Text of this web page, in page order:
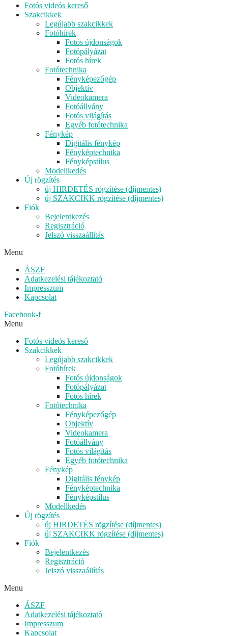
Fotós videós kereső
Szakcikkek
Legújabb szakcikkek
Fotóhírek
Fotós újdonságok
Fotópályázat
Fotós hírek
Fotótechnika
Fényképezőgép
Objektív
Videokamera
Fotóállvány
Fotós világítás
Egyéb fotótechnika
Fénykép
Digitális fénykép
Fényképtechnika
Fényképstílus
Modellkedés
Új rögzítés
új HIRDETÉS rögzítése (díjmentes)
új SZAKCIKK rögzítése (díjmentes)
Fiók
Bejelentkezés
Regisztráció
Jelszó visszaállítás
Menu
ÁSZF
Adatkezelési tájékoztató
Impresszum
Kapcsolat
Facebook-f
Menu
Fotós videós kereső
Szakcikkek
Legújabb szakcikkek
Fotóhírek
Fotós újdonságok
Fotópályázat
Fotós hírek
Fotótechnika
Fényképezőgép
Objektív
Videokamera
Fotóállvány
Fotós világítás
Egyéb fotótechnika
Fénykép
Digitális fénykép
Fényképtechnika
Fényképstílus
Modellkedés
Új rögzítés
új HIRDETÉS rögzítése (díjmentes)
új SZAKCIKK rögzítése (díjmentes)
Fiók
Bejelentkezés
Regisztráció
Jelszó visszaállítás
Menu
ÁSZF
Adatkezelési tájékoztató
Impresszum
Kapcsolat